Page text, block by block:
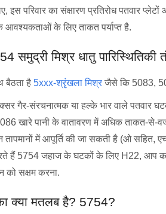
इस परिवार का संक्षारण प्रतिरोध पतवार
आवश्यकताओं के लिए ताकत पर्याप्त है.
समुद्री मिश्र धातु पारिस्थितिकी
बैठता है 5xxx-श्रृंखला मिश्र जैसे कि 5083,
गैर-संरचनात्मक या हल्के भार वाले पतवार
खारे पानी के वातावरण में अधिक ताकत-से-
तापमानों में आपूर्ति की जा सकती है (ओ
हैं 5754 जहाज के घटकों के लिए H22, आप
को सक्षम करना.
क्या मतलब है? 5754?